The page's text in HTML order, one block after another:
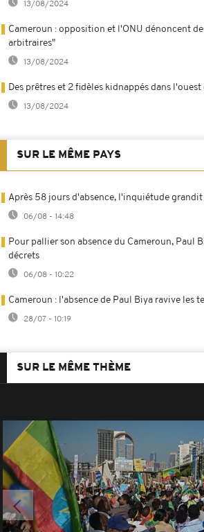
13/08/2024
Cameroun : opposition et l'ONU dénoncent
arbitraires"
13/08/2024
Des prêtres et 2 fidèles kidnappés dans
13/08/2024
SUR LE MÊME PAYS
Après 58 jours d'absence, l'inquiétude
06/08 - 14:48
Pour pallier son absence du Cameroun, Paul
décrets
06/08 - 10:22
Cameroun : l'absence de Paul Biya ravive les
28/07 - 10:19
SUR LE MÊME THÈME